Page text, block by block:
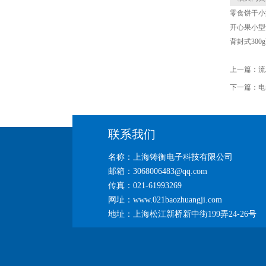
零食饼干
开心果小
背封式
上一篇：
下一篇：
联系我们
名称：上海铸衡电子科技有限公司
邮箱：3068006483@qq.com
传真：021-61993269
网址：www.021baozhuangji.com
地址：上海松江新桥新中街199弄24-26号